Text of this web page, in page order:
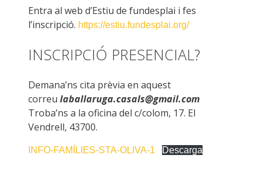
Entra al web d’Estiu de fundesplai i fes
l’inscripció. https://estiu.fundesplai.org/
INSCRIPCIÓ PRESENCIAL?
Demana’ns cita prèvia en aquest
correu laballaruga.casals@gmail.com
Troba’ns a la oficina del c/colom, 17. El
Vendrell, 43700.
INFO-FAMÍLIES-STA-OLIVA-1 Descarga